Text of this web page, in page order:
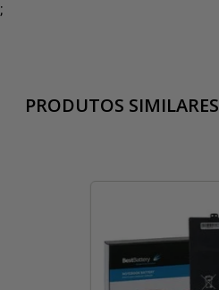
;
PRODUTOS SIMILARES